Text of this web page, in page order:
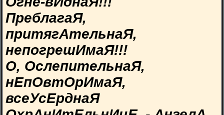
ПреблагаЯ,
притягАтельнаЯ,
непогрешИмаЯ!!!
О, ОслепительнаЯ,
нЕпОвтОрИмаЯ,
всеУсЕрднаЯ